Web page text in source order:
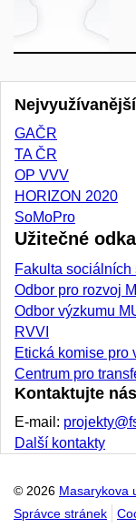
GAČR
TA ČR
OP VVV
HORIZON 2020
SoMoPro
Užitečné
Fakulta sociálních
Odbor pro rozvoj
Odbor výzkumu
RVVI
Etická komise pro
Centrum pro
Kontaktujte nás
E-mail:
Další kontakty
© 2026 Masarykova
Správce stránek